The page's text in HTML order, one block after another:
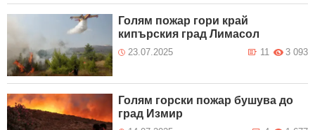
Голям пожар гори край
кипърския град Лимасол
23.07.2025 3 093
11
Голям горски пожар бушува до
град Измир